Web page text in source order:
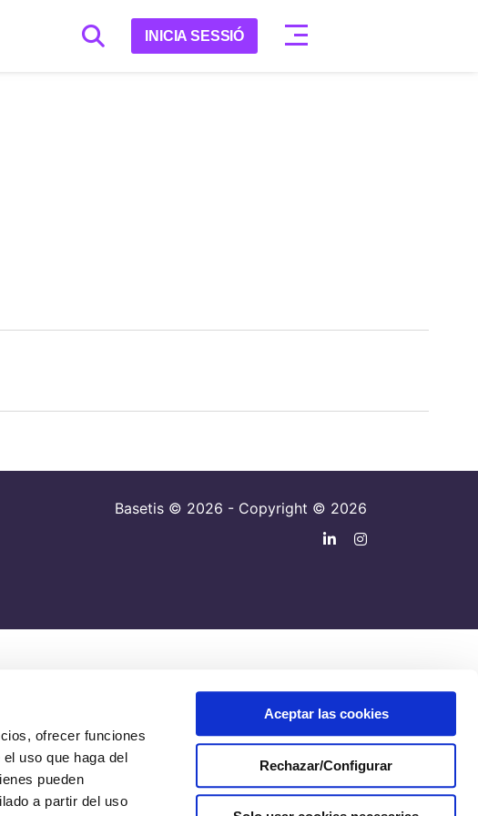
ofrecer funciones
uso que haga del
pueden
a partir del uso
Aceptar las cookies
Rechazar/Configurar
INICIA SESSIÓ
Basetis © 2026 - Copyright © 2026